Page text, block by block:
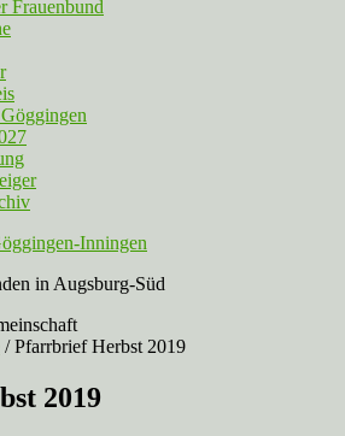
Frauenbund
Inningen
in Augsburg-Süd
/Pfarrbrief Herbst 2019
2019